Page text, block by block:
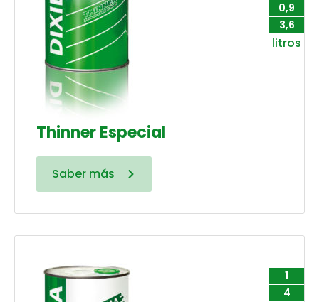
0,9
3,6
litros
Thinner Especial
Saber más
1
4